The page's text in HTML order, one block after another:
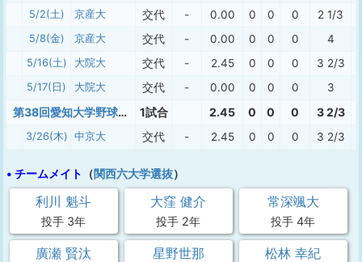
5/2(土) 京産大 交代 - 0.00 0 0 0 2 1/3
5/8(金) 京産大 交代 - 0.00 0 0 0 4
5/16(土) 大院大 交代 - 2.45 0 0 0 3 2/3
5/17(日) 大院大 交代 - 0.00 0 0 0 3
第38回愛知大学野球連盟対抗戦 1試合 2.45 0 0 0 3 2/3
3/26(木) 中京大 交代 - 2.45 0 0 0 3 2/3
• チームメイト （関西六大学選抜）
利川 魁斗
投手 3年
大窪 健介
投手 2年
常深颯大
投手 4年
廣瀬 賢汰 星野世那 松林 幸紀